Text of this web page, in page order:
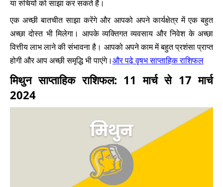
या रुचियों को साझा कर सकते हैं।
एक अच्छी बातचीत साझा करेंगे और आपको अपने कार्यक्षेत्र में एक बहुत
अच्छा दोस्त भी मिलेगा। आपके व्यक्तिगत व्यवसाय और निवेश के अच्छा
वित्तीय लाभ लाने की संभावना है। आपको अपने काम में बहुत प्रशंसा प्राप्त
होगी और आप अच्छी समृद्धि भी पाएंगे। और पढ़ेवृषभ साप्ताहिक राशिफल
मिथुन साप्ताहिक राशिफल: 11 मार्च से 17 मार्च
2024